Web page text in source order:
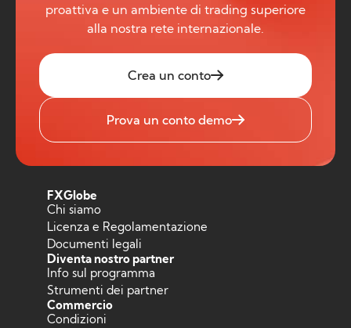
proattiva e un ambiente di trading superiore
alla nostra rete internazionale.
Crea un conto
Prova un conto demo
FXGlobe
Chi siamo
Licenza e Regolamentazione
Documenti legali
Diventa nostro partner
Info sul programma
Strumenti dei partner
Commercio
Condizioni